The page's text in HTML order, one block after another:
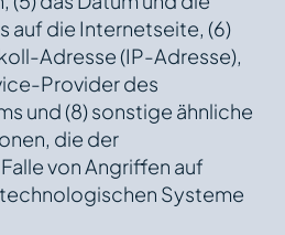
auf die Internetseite, (6)
Adresse (IP-Adresse),
Provider des
und (8) sonstige ähnliche
die der
von Angriffen auf
Systeme